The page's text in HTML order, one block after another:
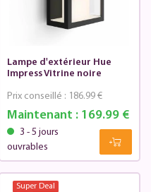
Lampe d'extérieur Hue
Impress Vitrine noire
Maintenant : 169.99 €
Prix conseillé : 186.99 €
3 - 5 jours
ouvrables
Super Deal